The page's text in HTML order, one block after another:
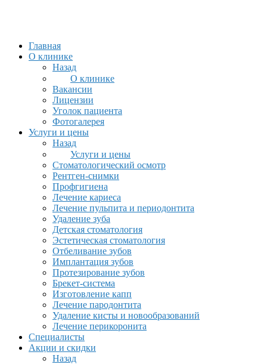
Главная
О клинике
Назад
О клинике
Вакансии
Лицензии
Уголок пациента
Фотогалерея
Услуги и цены
Назад
Услуги и цены
Стоматологический осмотр
Рентген-снимки
Профгигиена
Лечение кариеса
Лечение пульпита и периодонтита
Удаление зуба
Детская стоматология
Эстетическая стоматология
Отбеливание зубов
Имплантация зубов
Протезирование зубов
Брекет-система
Изготовление капп
Лечение пародонтита
Удаление кисты и новообразований
Лечение перикоронита
Специалисты
Акции и скидки
Назад